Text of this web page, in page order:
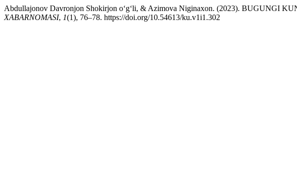
Abdullajonov Davronjon Shokirjon o‘g‘li, & Azimova Niginaxon. (2023).
XABARNOMASI, 1(1), 76–78. https://doi.org/10.54613/ku.v1i1.302